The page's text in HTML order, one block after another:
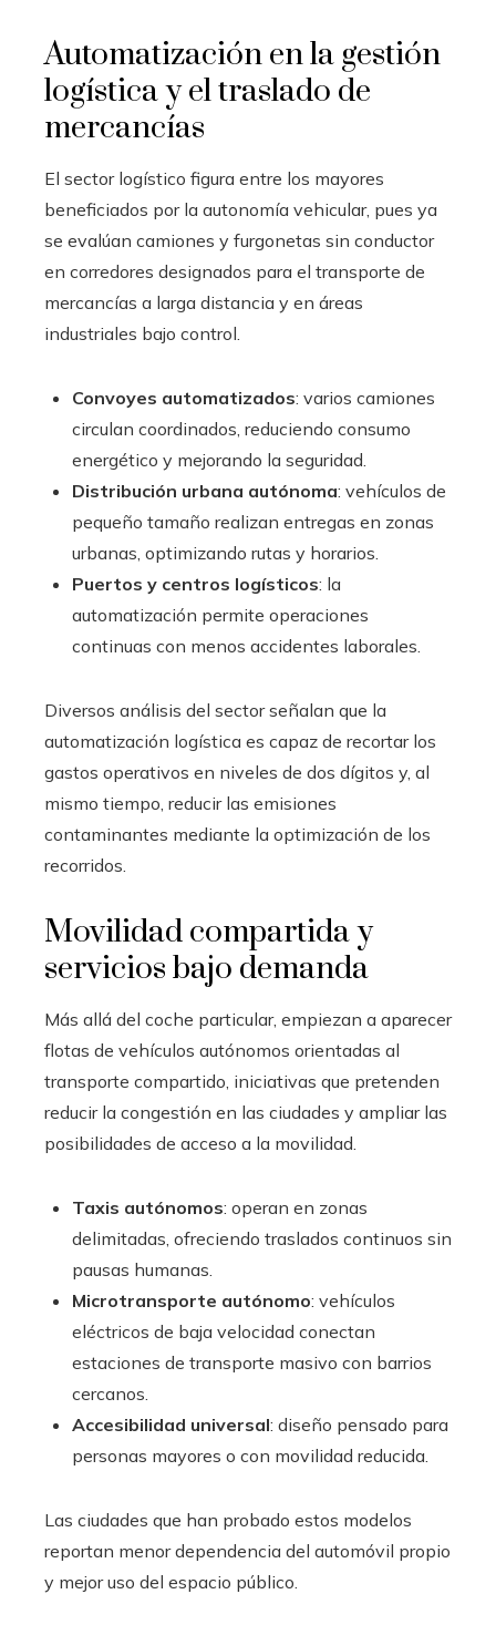
Automatización en la gestión
logística y el traslado de
mercancías
El sector logístico figura entre los mayores
beneficiados por la autonomía vehicular, pues ya
se evalúan camiones y furgonetas sin conductor
en corredores designados para el transporte de
mercancías a larga distancia y en áreas
industriales bajo control.
Convoyes automatizados: varios camiones
circulan coordinados, reduciendo consumo
energético y mejorando la seguridad.
Distribución urbana autónoma: vehículos de
pequeño tamaño realizan entregas en zonas
urbanas, optimizando rutas y horarios.
Puertos y centros logísticos: la
automatización permite operaciones
continuas con menos accidentes laborales.
Diversos análisis del sector señalan que la
automatización logística es capaz de recortar los
gastos operativos en niveles de dos dígitos y, al
mismo tiempo, reducir las emisiones
contaminantes mediante la optimización de los
recorridos.
Movilidad compartida y
servicios bajo demanda
Más allá del coche particular, empiezan a aparecer
flotas de vehículos autónomos orientadas al
transporte compartido, iniciativas que pretenden
reducir la congestión en las ciudades y ampliar las
posibilidades de acceso a la movilidad.
Taxis autónomos: operan en zonas
delimitadas, ofreciendo traslados continuos sin
pausas humanas.
Microtransporte autónomo: vehículos
eléctricos de baja velocidad conectan
estaciones de transporte masivo con barrios
cercanos.
Accesibilidad universal: diseño pensado para
personas mayores o con movilidad reducida.
Las ciudades que han probado estos modelos
reportan menor dependencia del automóvil propio
y mejor uso del espacio público.